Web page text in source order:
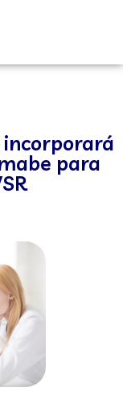
incorporará
para